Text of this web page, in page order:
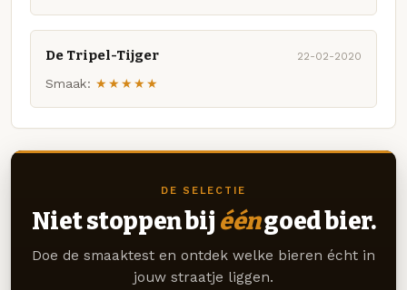
De Tripel-Tijger 22-02-2020
Smaak: ★★★★★
DE SELECTIE
Niet stoppen bij ééngoed bier.
Doe de smaaktest en ontdek welke bieren écht in
jouw straatje liggen.